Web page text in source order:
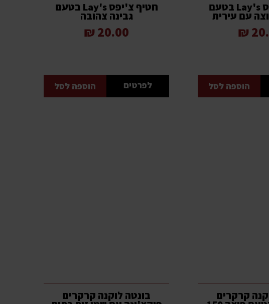
חטיף צ'יפס Lay's בטעם
עם עירית
הוספה לסל
חטיף צ'יפס Lay's בטעם
גבינה צהובה
20.00 ₪
לפרטים הוספה לסל
קרקרים בונטה לוקנה קרקרים